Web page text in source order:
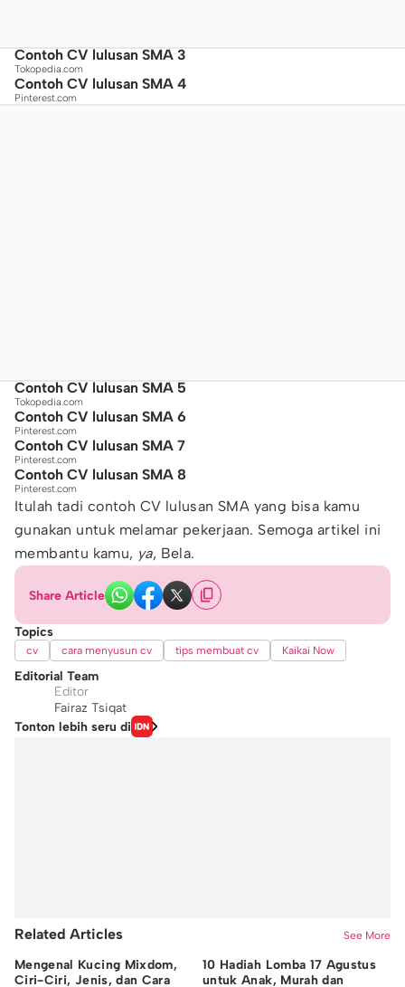
Contoh CV lulusan SMA 3
Tokopedia.com
Contoh CV lulusan SMA 4
Pinterest.com
Contoh CV lulusan SMA 5
Tokopedia.com
Contoh CV lulusan SMA 6
Pinterest.com
Contoh CV lulusan SMA 7
Pinterest.com
Contoh CV lulusan SMA 8
Pinterest.com
Itulah tadi contoh CV lulusan SMA yang bisa kamu
gunakan untuk melamar pekerjaan. Semoga artikel ini
membantu kamu, ya, Bela.
Share Article
Topics
cv cara menyusun cv tips membuat cv Kaikai Now
Editorial Team
Editor
Fairaz Tsiqat
Tonton lebih seru di
Related Articles See More
Mengenal Kucing Mixdom,
Ciri-Ciri, Jenis, dan Cara
10 Hadiah Lomba 17 Agustus
untuk Anak, Murah dan